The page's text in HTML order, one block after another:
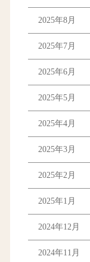
2025年8月
2025年7月
2025年6月
2025年5月
2025年4月
2025年3月
2025年2月
2025年1月
2024年12月
2024年11月